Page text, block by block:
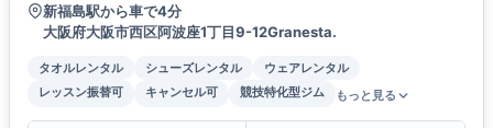
新福島駅から車で4分
大阪府大阪市西区阿波座1丁目9-12Granesta.
タオルレンタル シューズレンタル
ウェアレンタル
レッスン振替可
キャンセル可 競技特化型ジム もっと見る